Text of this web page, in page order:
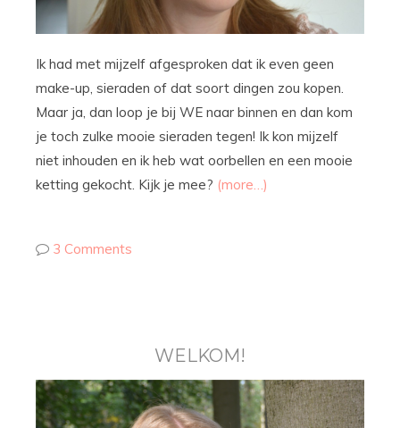
Ik had met mijzelf afgesproken dat ik even geen
make-up, sieraden of dat soort dingen zou kopen.
Maar ja, dan loop je bij WE naar binnen en dan kom
je toch zulke mooie sieraden tegen! Ik kon mijzelf
niet inhouden en ik heb wat oorbellen en een mooie
ketting gekocht. Kijk je mee? (more…)
3 Comments
WELKOM!